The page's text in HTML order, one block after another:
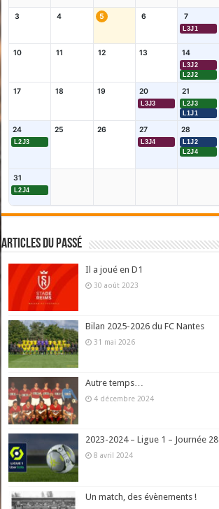
3 4 5 6 7
L3J1
10 11 12 13 14
L3J2
L2J2
17 18 19 20
L3J3
21
L2J3
L1J1
24
L2J3
25 26 27
L3J4
28
L1J2
L2J4
31
L2J4
Articles du passé
Il a joué en D1
30 août 2023
Bilan 2025-2026 du FC Nantes
31 mai 2026
Autre temps…
4 décembre 2024
2023-2024 – Ligue 1 – Journée 28
8 avril 2024
Un match, des évènements !